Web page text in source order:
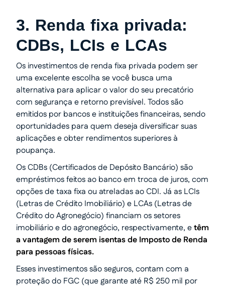
3. Renda fixa privada:
CDBs, LCIs e LCAs
Os investimentos de renda fixa privada podem ser
uma excelente escolha se você busca uma
alternativa para aplicar o valor do seu precatório
com segurança e retorno previsível. Todos são
emitidos por bancos e instituições financeiras, sendo
oportunidades para quem deseja diversificar suas
aplicações e obter rendimentos superiores à
poupança.
Os CDBs (Certificados de Depósito Bancário) são
empréstimos feitos ao banco em troca de juros, com
opções de taxa fixa ou atreladas ao CDI. Já as LCIs
(Letras de Crédito Imobiliário) e LCAs (Letras de
Crédito do Agronegócio) financiam os setores
imobiliário e do agronegócio, respectivamente, etêm
a vantagem de serem isentas de Imposto de Renda
para pessoas físicas.
Esses investimentos são seguros, contam com a
proteção do FGC (que garante até R$ 250 mil por